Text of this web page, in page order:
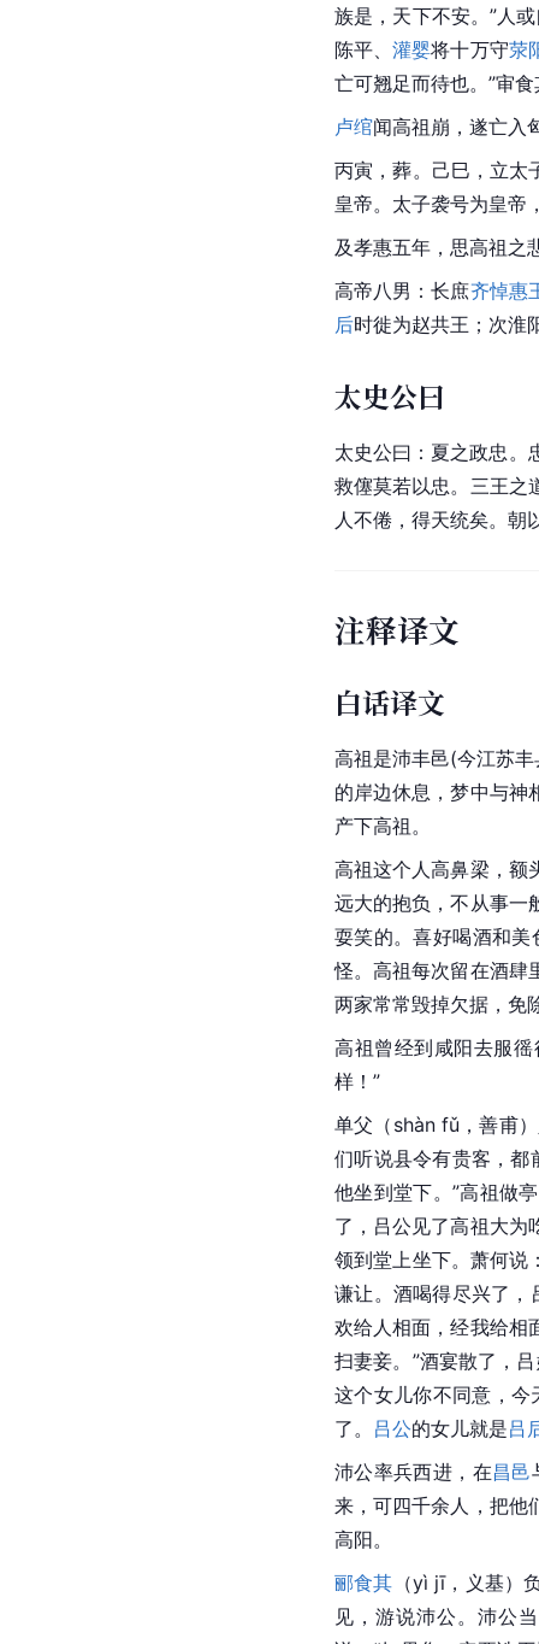
族是，天下不安。”人
陈平、灌婴将十万守荥
亡可翘足而待也。”审
卢绾闻高祖崩，遂亡入
丙寅，葬。己巳，立太
皇帝。太子袭号为皇帝
及孝惠五年，思高祖之
高帝八男：长庶齐悼惠
后时徙为赵共王；次淮
太史公曰
太史公曰：夏之政忠。
救僿莫若以忠。三王之
人不倦，得天统矣。朝
注释译文
白话译文
高祖是沛丰邑(今江苏
的岸边休息，梦中与神
产下高祖。
高祖这个人高鼻梁，额
远大的抱负，不从事一
耍笑的。喜好喝酒和
怪。高祖每次留在酒肆
两家常常毁掉欠据，免
高祖曾经到咸阳去服
样！”
单父（shàn fǔ，善甫
们听说县令有贵客，都
他坐到堂下。”高祖做
了，吕公见了高祖大为
领到堂上坐下。萧何说
谦让。酒喝得尽兴了，
欢给人相面，经我给相
扫妻妾。”酒宴散了，
这个女儿你不同意，今
了。 吕公的女儿就是吕
沛公率兵西进，在昌邑
来，可四千余人，把他
高阳。
郦食其 （yì jī，义基）
见，游说沛公。沛公